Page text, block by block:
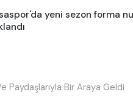
yeni sezon forma
Paydaşlarıyla Bir Araya Geldi